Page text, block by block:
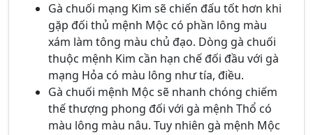
Gà chuối mạng Kim sẽ chiến đấu tốt hơn khi
gặp đối thủ mệnh Mộc có phần lông màu
xám làm tông màu chủ đạo. Dòng gà chuối
thuộc mệnh Kim cần hạn chế đối đầu với gà
mạng Hỏa có màu lông như tía, điều.
Gà chuối mệnh Mộc sẽ nhanh chóng chiếm
thế thượng phong đối với gà mệnh Thổ có
màu lông màu nâu. Tuy nhiên gà mệnh Mộc